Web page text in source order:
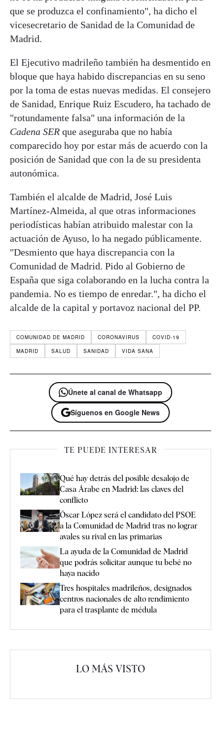
que se produzca el confinamiento", ha dicho el
vicesecretario de Sanidad de la Comunidad de
Madrid.
El Ejecutivo madrileño también ha desmentido en
bloque que haya habido discrepancias en su seno
por la toma de estas nuevas medidas. El consejero
de Sanidad, Enrique Ruiz Escudero, ha tachado de
"rotundamente falsa" una información de la
Cadena SER que aseguraba que no había
comparecido hoy por estar más de acuerdo con la
posición de Sanidad que con la de su presidenta
autonómica.
También el alcalde de Madrid, José Luis
Martínez-Almeida, al que otras informaciones
periodísticas habían atribuido malestar con la
actuación de Ayuso, lo ha negado públicamente.
"Desmiento que haya discrepancia con la
Comunidad de Madrid. Pido al Gobierno de
España que siga colaborando en la lucha contra la
pandemia. No es tiempo de enredar.", ha dicho el
alcalde de la capital y portavoz nacional del PP.
COMUNIDAD DE MADRID CORONAVIRUS
COVID-19
MADRID
SALUD SANIDAD VIDA SANA
Únete al canal de Whatsapp
Síguenos en Google News
TE PUEDE INTERESAR
Qué hay detrás del posible desalojo de
Casa Árabe en Madrid: las claves del
conflicto
Óscar López será el candidato del PSOE
a la Comunidad de Madrid tras no lograr
avales su rival en las primarias
La ayuda de la Comunidad de Madrid
que podrás solicitar aunque tu bebé no
haya nacido
Tres hospitales madrileños, designados
centros nacionales de alto rendimiento
para el trasplante de médula
LO MÁS VISTO